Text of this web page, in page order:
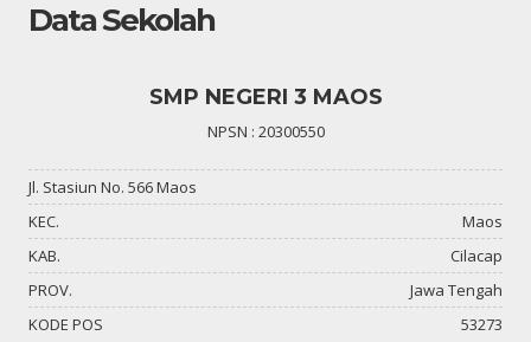
Data Sekolah
SMP NEGERI 3 MAOS
NPSN : 20300550
Jl. Stasiun No. 566 Maos
KEC.
Maos
KAB.
Cilacap
PROV.
Jawa Tengah
KODE POS
53273